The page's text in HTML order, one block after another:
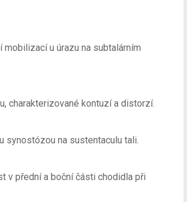
u úrazu na subtalárním
charakterizované kontuzí a distorzí.
synostózou na sustentaculu tali.
v přední a boční části chodidla při